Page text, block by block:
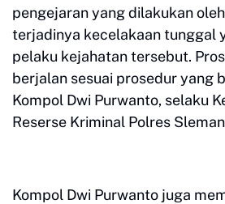
pengejaran yang dilakukan
terjadinya kecelakaan tunggal
pelaku kejahatan tersebut.
berjalan sesuai prosedur yang
Kompol Dwi Purwanto, selaku
Reserse Kriminal Polres
Kompol Dwi Purwanto juga